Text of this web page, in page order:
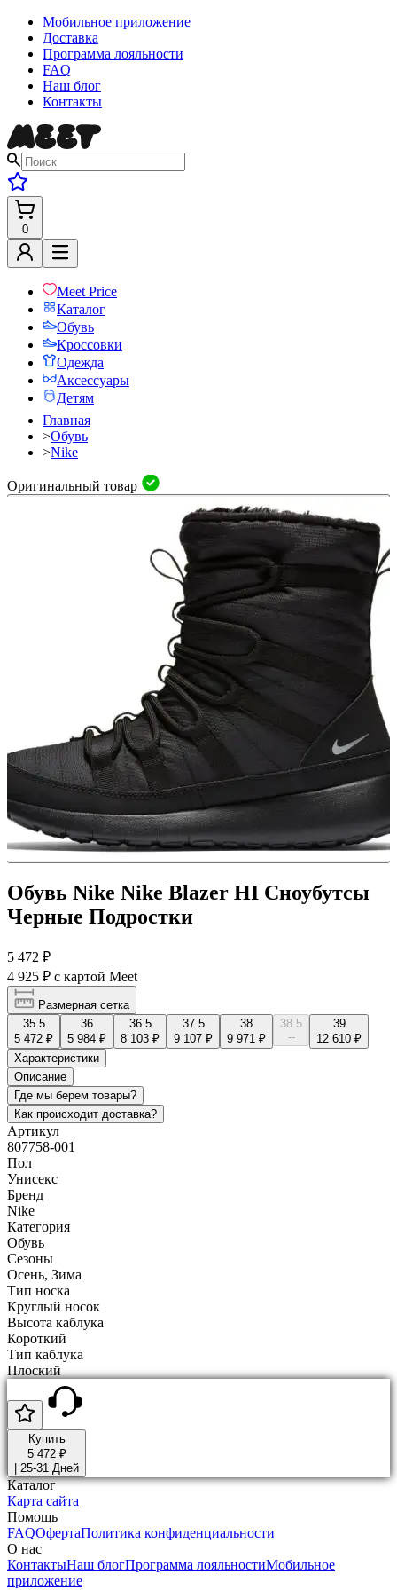
Мобильное приложение
Доставка
Программа лояльности
FAQ
Наш блог
Контакты
0
Meet Price
Каталог
Обувь
Кроссовки
Одежда
Аксессуары
Детям
Главная
>Обувь
>Nike
Оригинальный товар
Обувь Nike Nike Blazer HI Сноубутсы
Черные Подростки
5 472 ₽
4 925 ₽ с картой Meet
Размерная сетка
35.5
5 472 ₽
36
5 984 ₽
36.5
8 103 ₽
37.5
9 107 ₽
38
9 971 ₽
38.5
--
39
12 610 ₽
Характеристики
Описание
Где мы берем товары?
Как происходит доставка?
Артикул
807758-001
Пол
Унисекс
Бренд
Nike
Категория
Обувь
Сезоны
Осень, Зима
Тип носка
Круглый носок
Высота каблука
Короткий
Тип каблука
Плоский
Купить
5 472 ₽
25-31 Дней
Каталог
Карта сайта
Помощь
FAQОфертаПолитика конфиденциальности
О нас
КонтактыНаш блогПрограмма лояльностиМобильное
приложение